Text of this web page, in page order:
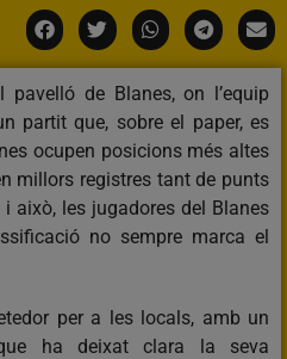
de Blanes, on l’equip
partit que, sobre el paper, es
ocupen posicions més altes
millors registres tant de punts
això, les jugadores del Blanes
no sempre marca el
per a les locals, amb un
ha deixat clara la seva